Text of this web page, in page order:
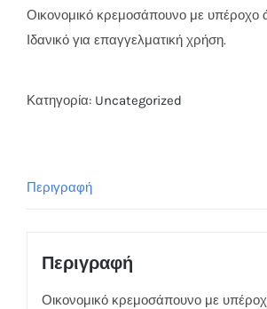
Οικονομικό κρεμοσάπουνο με
Ιδανικό για επαγγελματική χρήση.
Κατηγορία: Uncategorized
Περιγραφή
Περιγραφή
Οικονομικό κρεμοσάπουνο με